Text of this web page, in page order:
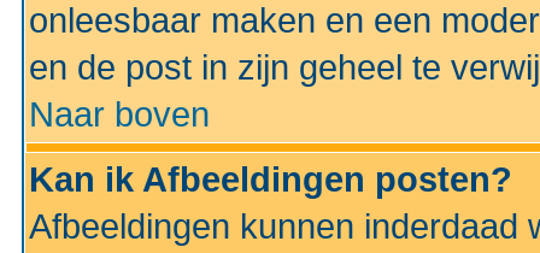
onleesbaar maken en een
en de post in zijn geheel te
Naar boven
Kan ik Afbeeldingen posten?
Afbeeldingen kunnen inderdaad